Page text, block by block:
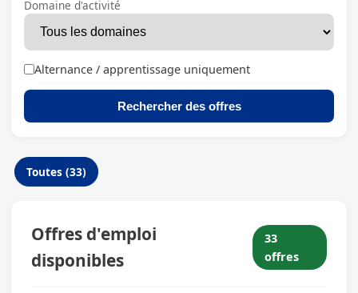
Domaine d'activité
Alternance / apprentissage uniquement
Rechercher des offres
Toutes (33)
Offres d'emploi
disponibles
33
offres